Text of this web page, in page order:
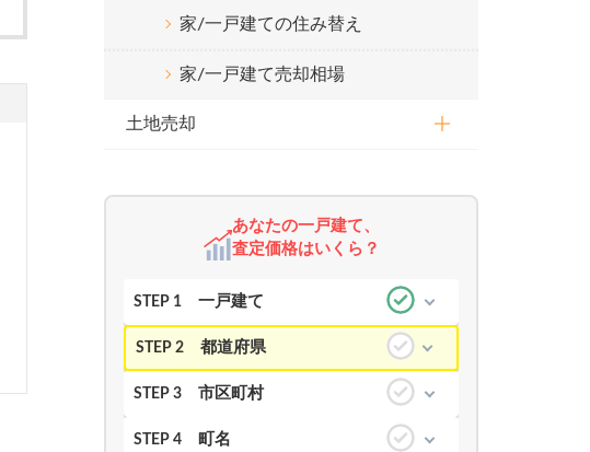
家/一戸建ての住み替え
家/一戸建て売却相場
土地売却
あなたの一戸建て、
査定価格はいくら？
STEP 1 一戸建て
STEP 2 都道府県
STEP 3 市区町村
STEP 4 町名